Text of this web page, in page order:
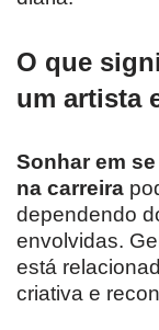
O que
um artista
Sonhar em
na carreira
dependendo
envolvidas.
está
criativa e